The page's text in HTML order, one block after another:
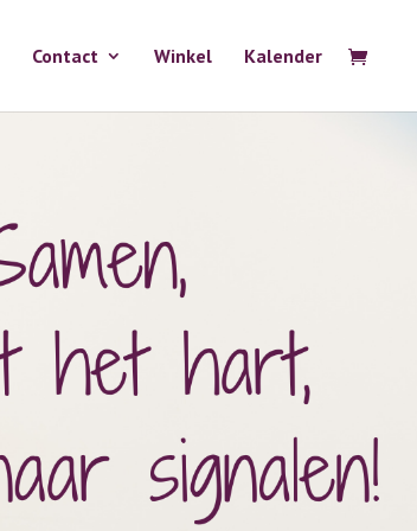
Contact Winkel Kalender